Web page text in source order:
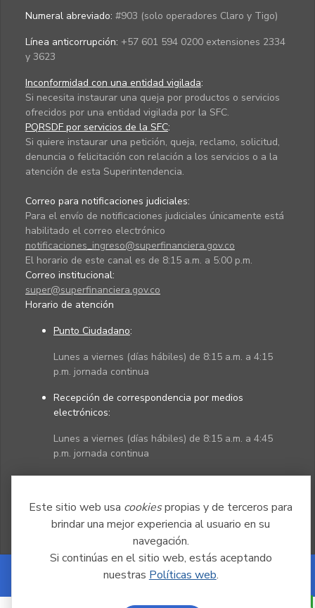
Este sitio web usa cookiespropias y de terceros para
brindar una mejor experiencia al usuario en su
navegación.
Si continúas en el sitio web, estás aceptando
nuestras Políticas web.
Numeral abreviado: #903 (solo operadores Claro y Tigo)
Línea anticorrupción: +57 601 594 0200 extensiones 2334
y 3623
Inconformidad con una entidad vigilada:
Si necesita instaurar una queja por productos o servicios
ofrecidos por una entidad vigilada por la SFC.
PQRSDF por servicios de la SFC:
Si quiere instaurar una petición, queja, reclamo, solicitud,
denuncia o felicitación con relación a los servicios o a la
atención de esta Superintendencia.
Correo para notificaciones judiciales:
Para el envío de notificaciones judiciales únicamente está
habilitado el correo electrónico
notificaciones_ingreso@superfinanciera.gov.co
El horario de este canal es de 8:15 a.m. a 5:00 p.m.
Correo institucional:
super@superfinanciera.gov.co
Horario de atención
Punto Ciudadano:
Lunes a viernes (días hábiles) de 8:15 a.m. a 4:15
p.m. jornada continua
Recepción de correspondencia por medios
electrónicos:
Lunes a viernes (días hábiles) de 8:15 a.m. a 4:45
p.m. jornada continua
Powered by Nexura